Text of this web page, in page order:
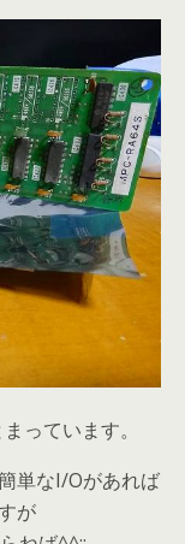
っています。
単なI/Oがあれば
が